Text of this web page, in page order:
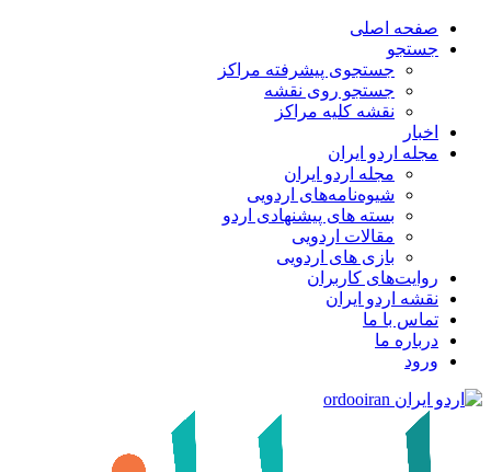
صفحه اصلی
جستجو
جستجوی پیشرفته مراکز
جستجو روی نقشه
نقشه کلیه مراکز
اخبار
مجله اردو ایران
مجله اردو ایران
شیوه‌نامه‌های اردویی
بسته های پیشنهادی اردو
مقالات اردویی
بازی های اردویی
روایت‌های کاربران
نقشه اردو ایران
تماس با ما
درباره ما
ورود